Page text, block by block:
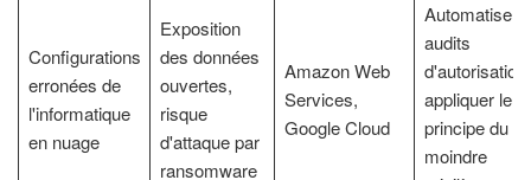
Configurations
erronées de
l'informatique
en nuage
Exposition
des données
ouvertes,
risque
d'attaque par
ransomware
Amazon Web
Services,
Google Cloud
Automatiser
audits
d'autorisation,
appliquer le
principe du
moindre